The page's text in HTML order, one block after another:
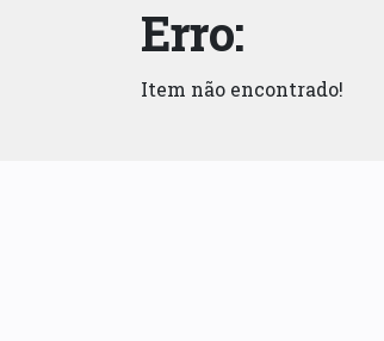
Erro:
Item não encontrado!